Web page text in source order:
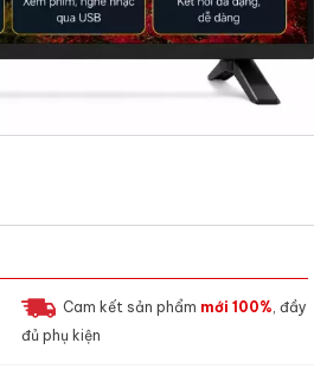
Cam kết sản phẩm mới 100% , đầy
đủ phụ kiện